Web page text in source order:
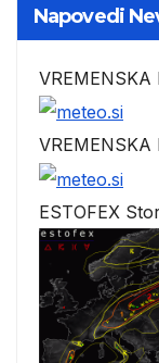
Napovedi
VREMENSKA
VREMENSKA
ESTOFEX